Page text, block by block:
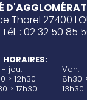
Thorel 27400
Tél. : 02 32 50 85
HORAIRES:
- jeu.
> 12h30
> 17h30
Ven.
8h30
13h30